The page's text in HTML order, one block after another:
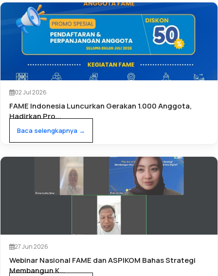
02 Jul 2026
FAME Indonesia Luncurkan Gerakan 1.000 Anggota,
Hadirkan Pro...
Baca selengkapnya →
27 Jun 2026
Webinar Nasional FAME dan ASPIKOM Bahas Strategi
Membangun K...